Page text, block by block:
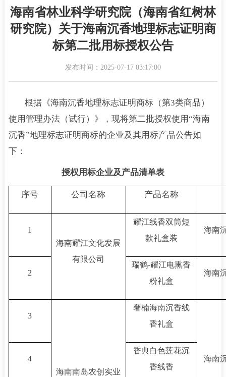
海南省林业科学研究院（海南省红树林
研究院）关于海南沉香地理标志证明商
标第二批用标授权公告
发布时间：2025-07-17 03:17:00
根据《海南沉香地理标志证明商标（第3类商品）
使用管理办法（试行）》，现将第二批授权使用“海南
沉香”地理标志证明商标的企业及其用标产品公告如
下：
授权用标企业及产品清单表
序号 公司名称 产品名称
1
海南耀江文化发展
有限公司
耀江线香双筒短
款礼盒装
海南
2
瑞鹤-耀江电熏香
粉礼盒
海南
3
海南南岛农创实业
奢楠海南沉香线
香礼盒
海南
4
香典白色莲花沉
香线香